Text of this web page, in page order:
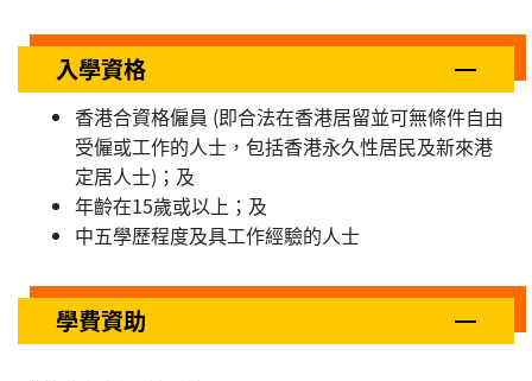
入學資格
香港合資格僱員 (即合法在香港居留並可無條件自由
受僱或工作的人士，包括香港永久性居民及新來港
定居人士)；及
年齡在15歲或以上；及
中五學歷程度及具工作經驗的人士
學費資助